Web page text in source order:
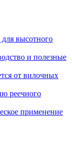
для высотного
и полезные
от вилочных
реечного
применение